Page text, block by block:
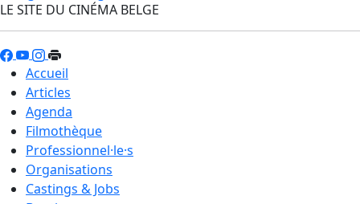
LE SITE DU CINÉMA BELGE
Accueil
Articles
Agenda
Filmothèque
Professionnel·le·s
Organisations
Castings & Jobs